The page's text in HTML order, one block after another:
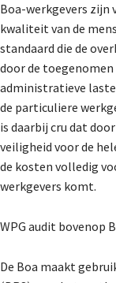
Boa-werkgevers zijn
kwaliteit van de
standaard die de
door de
administratieve
de particuliere
is daarbij cru dat
veiligheid voor de
de kosten volledig
werkgevers komt.
WPG audit bovenop
De Boa maakt